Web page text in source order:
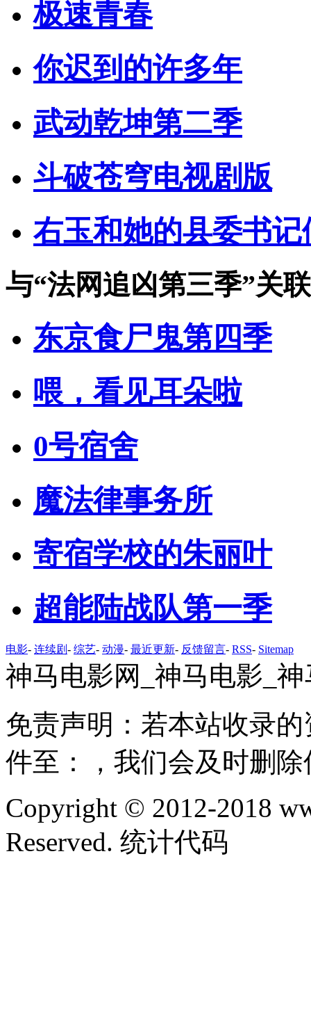
极速青春
你迟到的许多年
武动乾坤第二季
斗破苍穹电视剧版
右玉和她的县委书记
与“法网追凶第三季”关
东京食尸鬼第四季
喂，看见耳朵啦
0号宿舍
魔法律事务所
寄宿学校的朱丽叶
超能陆战队第一季
电影- 连续剧- 综艺- 动漫- 最近更新- 反馈留言- RSS- Sitemap
神马电影网_神马电影_
免责声明：若本站收录
件至：，我们会及时删
Copyright © 2012-2018
Reserved. 统计代码